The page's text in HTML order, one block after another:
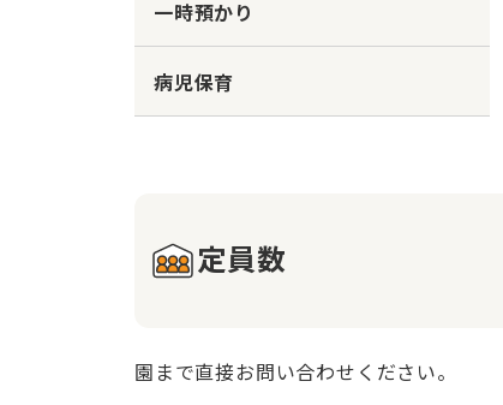
一時預かり
病児保育
定員数
園まで直接お問い合わせください。